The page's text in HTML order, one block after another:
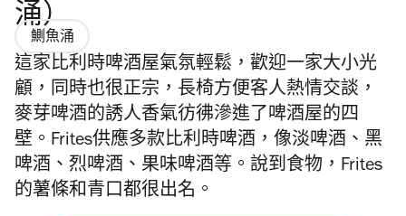
涌）
鰂魚涌
這家比利時啤酒屋氣氛輕鬆，歡迎一家大小光
顧，同時也很正宗，長椅方便客人熱情交談，
麥芽啤酒的誘人香氣彷彿滲進了啤酒屋的四
壁。Frites供應多款比利時啤酒，像淡啤酒、黑
啤酒、烈啤酒、果味啤酒等。說到食物，Frites
的薯條和青口都很出名。